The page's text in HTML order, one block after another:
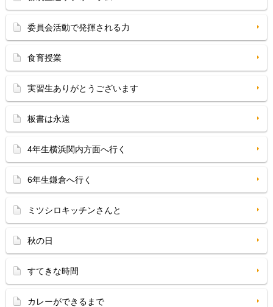
委員会活動で発揮される力
食育授業
実習生ありがとうございます
板書は永遠
4年生横浜関内方面へ行く
6年生鎌倉へ行く
ミツシロキッチンさんと
秋の日
すてきな時間
カレーができるまで